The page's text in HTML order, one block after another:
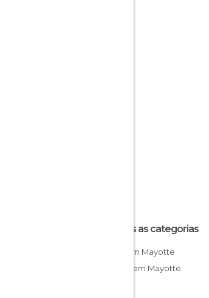
Todas as categorias
Ilhas em Mayotte
Praias em Mayotte